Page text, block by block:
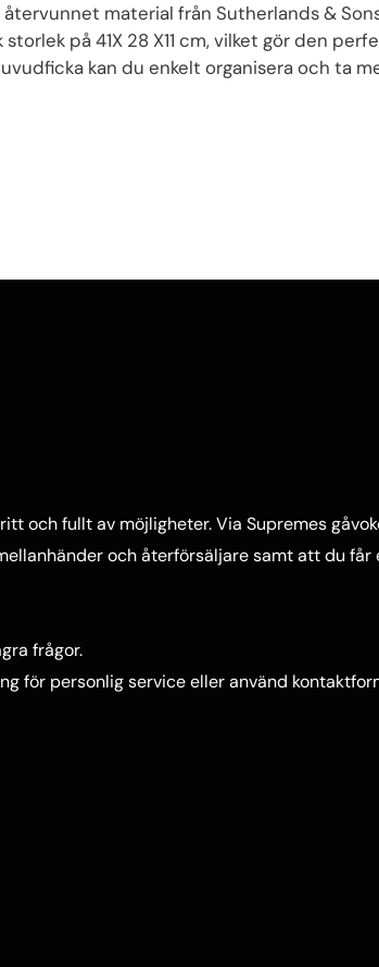
material från Sutherlands &
på 41X 28 X11 cm, vilket gör den
kan du enkelt organisera och ta
och fullt av möjligheter. Via Supremes
och återförsäljare samt att du
frågor.
för personlig service eller använd